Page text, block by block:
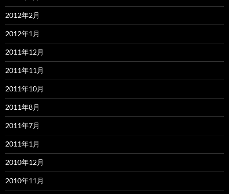
2012年2月
2012年1月
2011年12月
2011年11月
2011年10月
2011年8月
2011年7月
2011年1月
2010年12月
2010年11月